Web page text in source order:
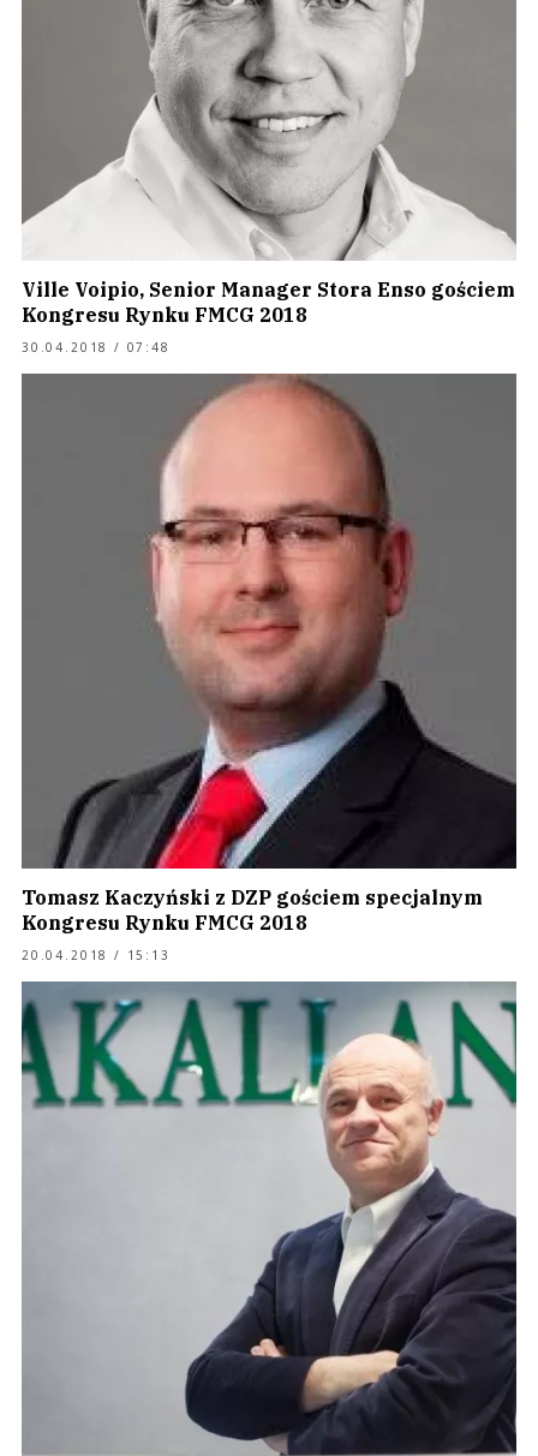
Ville Voipio, Senior Manager Stora Enso gościem
Kongresu Rynku FMCG 2018
30.04.2018 / 07:48
Tomasz Kaczyński z DZP gościem specjalnym
Kongresu Rynku FMCG 2018
20.04.2018 / 15:13